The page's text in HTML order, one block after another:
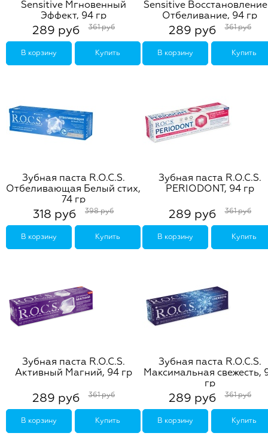
Sensitive Мгновенный
Эффект, 94 гр
289 руб 361 руб
В корзину Купить
Sensitive
Отбеливание, 94 гр
289 руб 361 руб
В корзину Купить
Зубная паста R.O.C.S.
Отбеливающая Белый стих,
74 гр
318 руб 398 руб
В корзину Купить
Зубная паста R.O.C.S.
PERIODONT, 94 гр
289 руб 361 руб
В корзину Купить
Зубная паста R.O.C.S.
Активный Магний, 94 гр
289 руб 361 руб
В корзину Купить
Зубная паста R.O.C.S.
Максимальная свежесть,
гр
289 руб 361 руб
В корзину Купить